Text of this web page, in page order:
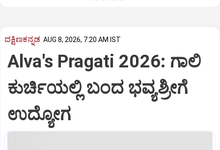
ದಕ್ಷಿಣಕನ್ನಡ AUG 8, 2026, 7:20 AM IST
Alva's Pragati 2026: ಗಾಲಿ
ಕುರ್ಚಿಯಲ್ಲಿ ಬಂದ ಭವ್ಯಶ್ರೀಗೆ
ಉದ್ಯೋಗ